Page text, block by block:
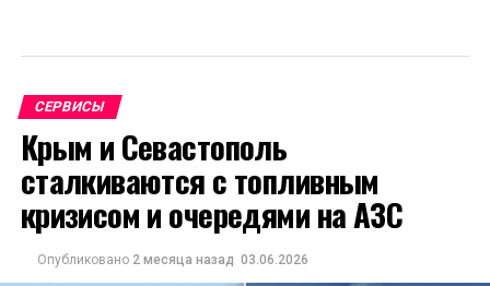
СЕРВИСЫ
Крым и Севастополь
сталкиваются с топливным
кризисом и очередями на АЗС
Опубликовано 2 месяца назад 03.06.2026